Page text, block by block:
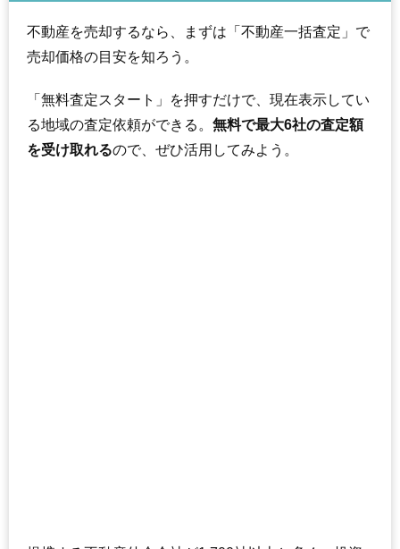
不動産を売却するなら、まずは「不動産一括査定」で
売却価格の目安を知ろう。
「無料査定スタート」を押すだけで、現在表示してい
る地域の査定依頼ができる。 無料で最大6社の査定額
を受け取れるので、ぜひ活用してみよう。